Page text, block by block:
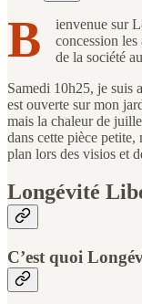
B
ienvenue sur
concession les
de la société
Samedi 10h25, je suis
est ouverte sur mon
mais la chaleur de
dans cette pièce petite,
plan lors des visios et
Longévité
C’est quoi